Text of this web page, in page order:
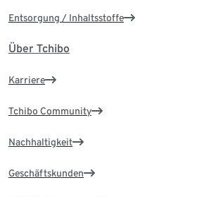
Entsorgung / Inhaltsstoffe
Über Tchibo
Karriere
Tchibo Community
Nachhaltigkeit
Geschäftskunden